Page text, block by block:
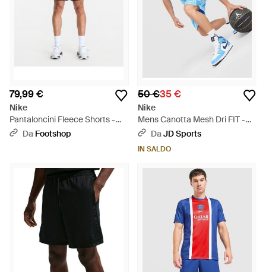
79,99 €
Nike
Pantaloncini Fleece Shorts -
Blu Da Footshop
50 €35 €
Nike
Mens Canotta Mesh Dri FIT -
Blu DaJD Sports
IN SALDO